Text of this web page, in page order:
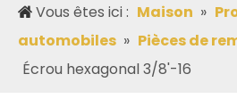
Vous êtes ici : Maison »
automobiles » Pièces de
Écrou hexagonal 3/8'-16